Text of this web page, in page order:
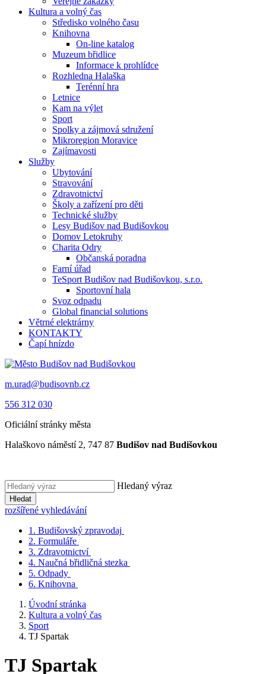
Kultura a volný čas
Středisko volného času
Knihovna
On-line katalog
Muzeum břidlice
Informace k prohlídce
Rozhledna Halaška
Terénní hra
Letnice
Kam na výlet
Sport
Spolky a zájmová sdružení
Mikroregion Moravice
Zajímavosti
Služby
Ubytování
Stravování
Zdravotnictví
Školy a zařízení pro děti
Technické služby
Lesy Budišov nad Budišovkou
Domov Letokruhy
Charita Odry
Občanská poradna
Farní úřad
TeSport Budišov nad Budišovkou, s.r.o.
Sportovní hala
Svoz odpadu
Global financial solutions
Větrné elektrárny
KONTAKTY
Čapí hnízdo
m.urad@budisovnb.cz
556 312 030
Oficiální stránky města
Halaškovo náměstí 2, 747 87 Budišov nad Budišovkou
Hledaný výraz
Hledat
rozšířené vyhledávání
1. Budišovský zpravodaj
2. Formuláře
3. Zdravotnictví
4. Naučná břidličná stezka
5. Odpady
6. Knihovna
Úvodní stránka
Kultura a volný čas
Sport
TJ Spartak
TJ Spartak